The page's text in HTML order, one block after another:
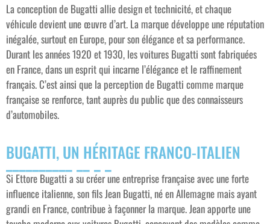
La conception de Bugatti allie design et technicité, et chaque
véhicule devient une œuvre d’art. La marque développe une réputation
inégalée, surtout en Europe, pour son élégance et sa performance.
Durant les années 1920 et 1930, les voitures Bugatti sont fabriquées
en France, dans un esprit qui incarne l’élégance et le raffinement
français. C’est ainsi que la perception de Bugatti comme marque
française se renforce, tant auprès du public que des connaisseurs
d’automobiles.
BUGATTI, UN HÉRITAGE FRANCO-ITALIEN
Si Ettore Bugatti a su créer une entreprise française avec une forte
influence italienne, son fils Jean Bugatti, né en Allemagne mais ayant
grandi en France, contribue à façonner la marque. Jean apporte une